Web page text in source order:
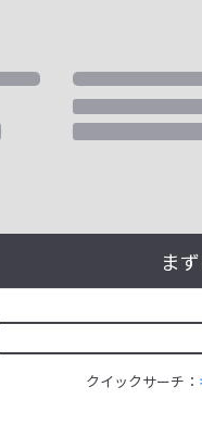
ま
クイックサーチ：